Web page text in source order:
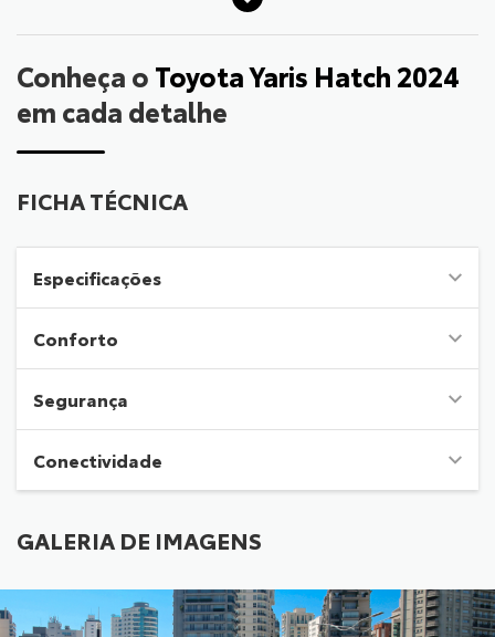
Conheça o Toyota Yaris Hatch 2024
em cada detalhe
FICHA TÉCNICA
Especificações
Conforto
Segurança
Conectividade
GALERIA DE IMAGENS